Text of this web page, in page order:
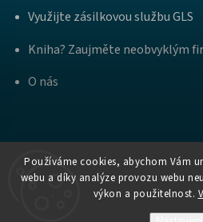
Používáme cookies, abychom Vám
webu a díky analýze provozu webu
výkon a použitelnost.
Využijte zásilkovou službu GLS
Kniha? Zaujměte neobvyklým
O nás
Nakladatelství
Práh